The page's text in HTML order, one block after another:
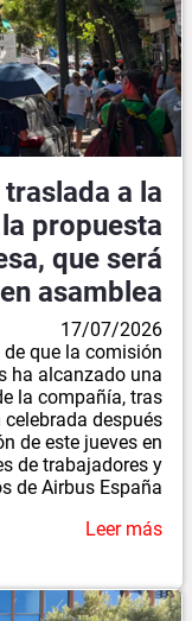
traslada a la
propuesta
que será
asamblea
17/07/2026
de que la comisión
ha alcanzado una
la compañía, tras
después
de este jueves en
de trabajadores y
de Airbus España.
Leer más